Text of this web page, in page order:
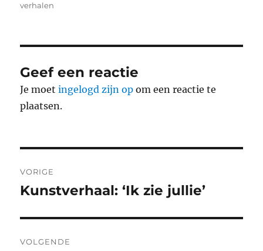
verhalen
Geef een reactie
Je moetingelogd zijn op om een reactie te
plaatsen.
navigatie
VORIGE
Vorig
Kunstverhaal: ‘Ik zie jullie’
VOLGENDE